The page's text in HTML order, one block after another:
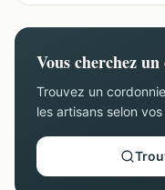
Vous cherchez
Trouvez un
les artisans selon